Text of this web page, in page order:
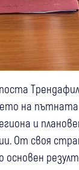
на пътната
и
От своя
основен